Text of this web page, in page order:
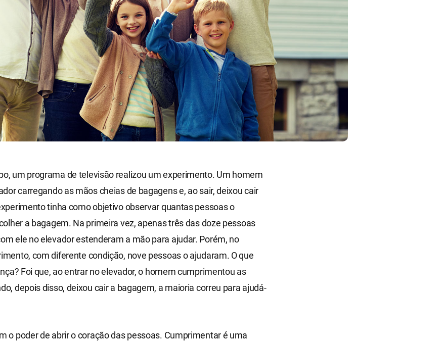
um programa de televisão realizou um experimento. Um homem
carregando as mãos cheias de bagagens e, ao sair, deixou cair
tinha como objetivo observar quantas pessoas o
a bagagem. Na primeira vez, apenas três das doze pessoas
ele no elevador estenderam a mão para ajudar. Porém, no
com diferente condição, nove pessoas o ajudaram. O que
Foi que, ao entrar no elevador, o homem cumprimentou as
depois disso, deixou cair a bagagem, a maioria correu para ajudá-
o poder de abrir o coração das pessoas. Cumprimentar é uma